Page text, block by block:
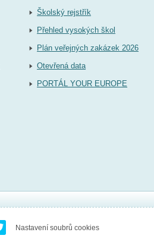
Školský rejstřík
Přehled vysokých škol
Plán veřejných zakázek 2026
Otevřená data
PORTÁL YOUR EUROPE
Nastavení soubrů cookies